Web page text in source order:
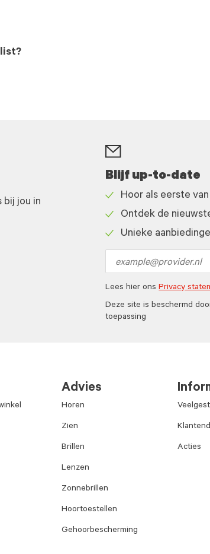
bij jou in
Blijf up-to-date
icon
Hoor als eerste
icon
Ontdek de
Unieke
address
Lees hier onsPrivacy
Deze site is beschermd
toepassing
Advies
Horen
Zien
Brillen
Lenzen
Zonnebrillen
Hoortoestellen
Gehoorbescherming
Acties